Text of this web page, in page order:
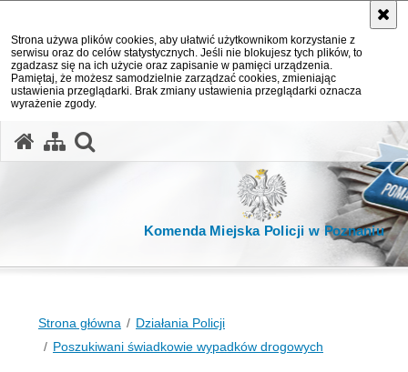
Strona używa plików cookies, aby ułatwić użytkownikom korzystanie z
serwisu oraz do celów statystycznych. Jeśli nie blokujesz tych plików, to
zgadzasz się na ich użycie oraz zapisanie w pamięci urządzenia.
Pamiętaj, że możesz samodzielnie zarządzać cookies, zmieniając
ustawienia przeglądarki. Brak zmiany ustawienia przeglądarki oznacza
wyrażenie zgody.
Komenda Miejska Policji w Poznaniu
Strona główna
Działania Policji
Poszukiwani świadkowie wypadków drogowych